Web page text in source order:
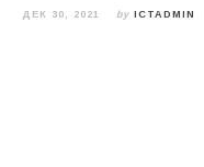
ДЕК 30, 2021 by ICTADMIN